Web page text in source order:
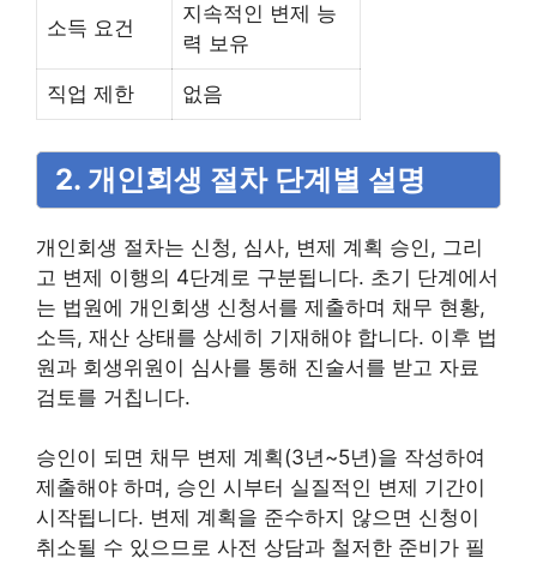
소득 요건
지속적인 변제 능
력 보유
직업 제한 없음
2. 개인회생 절차 단계별 설명
개인회생 절차는 신청, 심사, 변제 계획 승인, 그리
고 변제 이행의 4단계로 구분됩니다. 초기 단계에서
는 법원에 개인회생 신청서를 제출하며 채무 현황,
소득, 재산 상태를 상세히 기재해야 합니다. 이후 법
원과 회생위원이 심사를 통해 진술서를 받고 자료
검토를 거칩니다.
승인이 되면 채무 변제 계획(3년~5년)을 작성하여
제출해야 하며, 승인 시부터 실질적인 변제 기간이
시작됩니다. 변제 계획을 준수하지 않으면 신청이
취소될 수 있으므로 사전 상담과 철저한 준비가 필